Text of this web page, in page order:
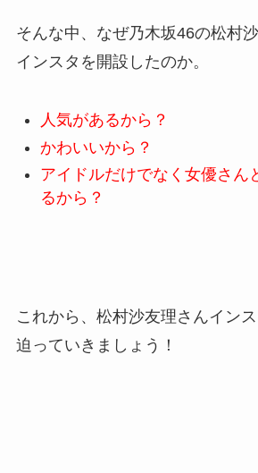
そんな中、なぜ乃木坂46の松村
インスタを開設したのか。
人気があるから？
かわいいから？
アイドルだけでなく女優さん
るから？
これから、松村沙友理さんイン
迫っていきましょう！